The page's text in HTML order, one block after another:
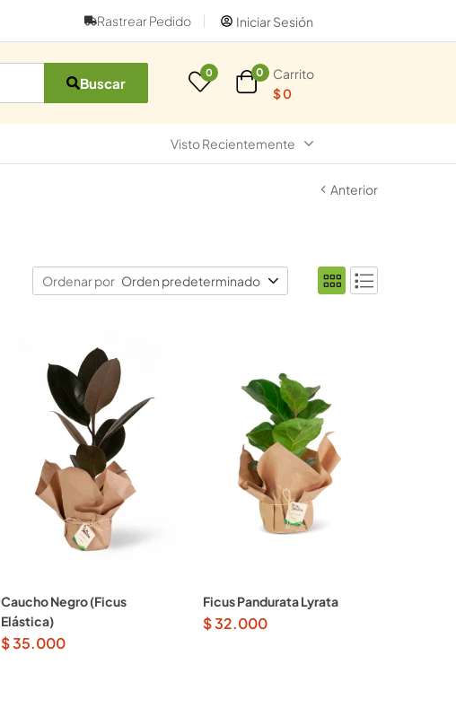
Rastrear Pedido Iniciar Sesión
Buscar
0 0
Carrito
$0
Visto Recientemente
Anterior
Ordenar por Orden predeterminado
Caucho Negro (Ficus
Elástica)
$35.000
Ficus Pandurata Lyrata
$32.000